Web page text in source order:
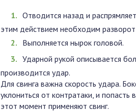
Отводится назад и
этим действием необходим разворот
Выполняется нырок головой.
Ударной рукой описывается
производится удар.
Для свинга важна скорость удара.
уклониться от контратаки, и
этот момент применяют свинг.